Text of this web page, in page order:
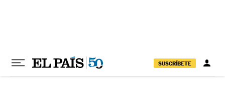
SUSCRÍBETE